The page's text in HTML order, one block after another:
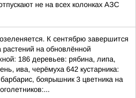
не на всех колонках АЗС
К сентябрю завершится
растений на обновлённой
186 деревьев: рябина, липа,
ива, черёмуха 642 кустарника:
боярышник 3 цветника на